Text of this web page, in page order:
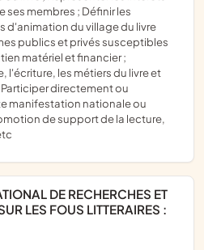
membres ; Définir les
d'animation du village du livre
publics et privés susceptibles
matériel et financier ;
l'écriture, les métiers du livre et
directement ou
manifestation nationale ou
de support de la lecture,
LES FOUS LITTERAIRES :